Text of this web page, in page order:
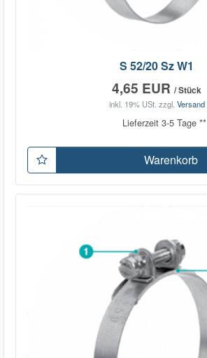
S 52/20 Sz W1
4,65 EUR / Stück
inkl. 19% USt. zzgl. Versand
Lieferzeit 3-5 Tage **
Warenkorb